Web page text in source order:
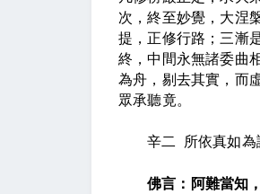
次，終至妙覺，大涅
提，正修行路；三漸
終，中間永無諸委曲
為舟，剔去其實，而
眾承聽竟。
辛二 所依真如為
佛言：阿難當知